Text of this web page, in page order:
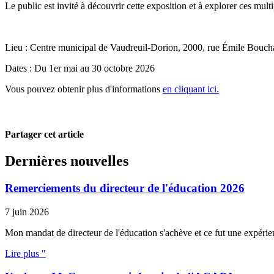
Le public est invité à découvrir cette exposition et à explorer ces
Lieu : Centre municipal de Vaudreuil-Dorion, 2000, rue Émile
Dates : Du 1er mai au 30 octobre 2026
Vous pouvez obtenir plus d'informations en cliquant ici.
Partager cet article
Dernières nouvelles
Remerciements du directeur de l'éducation 2026
7 juin 2026
Mon mandat de directeur de l'éducation s'achève et ce fut une
Lire plus "